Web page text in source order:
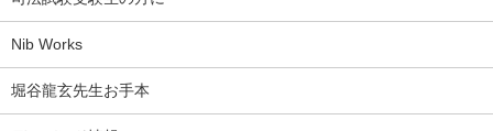
Nib Works
堀谷龍玄先生お手本